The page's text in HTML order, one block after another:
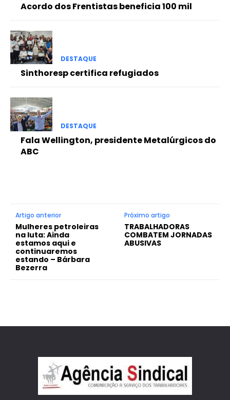
Acordo dos Frentistas beneficia 100 mil
DESTAQUE
Sinthoresp certifica refugiados
DESTAQUE
Fala Wellington, presidente Metalúrgicos do
ABC
Artigo anterior
Mulheres petroleiras
na luta: Ainda
estamos aqui e
continuaremos
estando – Bárbara
Bezerra
Próximo artigo
TRABALHADORAS
COMBATEM JORNADAS
ABUSIVAS